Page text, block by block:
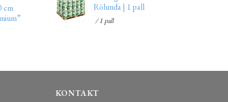
cm
Rölunda | 1 pall
/ 1 pall
KONTAKT